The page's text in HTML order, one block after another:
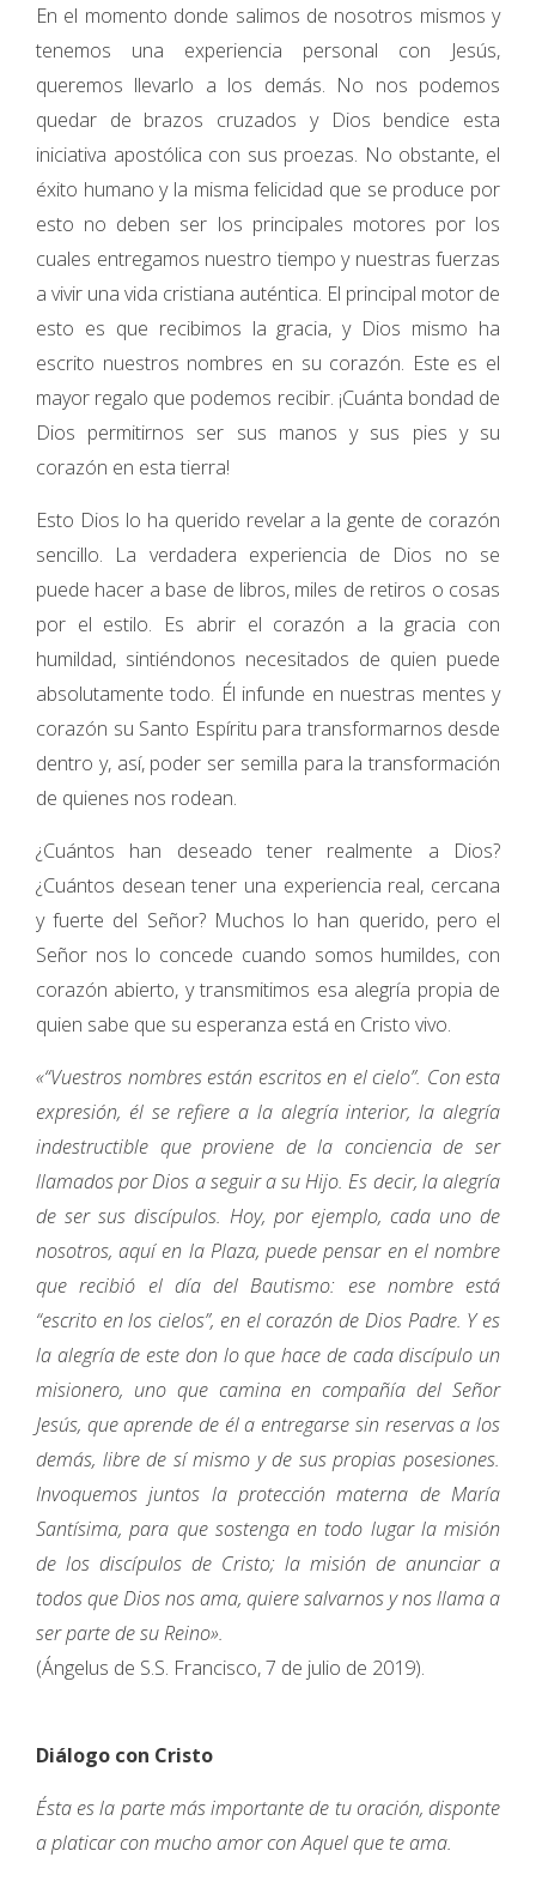
En el momento donde salimos de nosotros mismos y
tenemos una experiencia personal con Jesús,
queremos llevarlo a los demás. No nos podemos
quedar de brazos cruzados y Dios bendice esta
iniciativa apostólica con sus proezas. No obstante, el
éxito humano y la misma felicidad que se produce por
esto no deben ser los principales motores por los
cuales entregamos nuestro tiempo y nuestras fuerzas
a vivir una vida cristiana auténtica. El principal motor de
esto es que recibimos la gracia, y Dios mismo ha
escrito nuestros nombres en su corazón. Este es el
mayor regalo que podemos recibir. ¡Cuánta bondad de
Dios permitirnos ser sus manos y sus pies y su
corazón en esta tierra!
Esto Dios lo ha querido revelar a la gente de corazón
sencillo. La verdadera experiencia de Dios no se
puede hacer a base de libros, miles de retiros o cosas
por el estilo. Es abrir el corazón a la gracia con
humildad, sintiéndonos necesitados de quien puede
absolutamente todo. Él infunde en nuestras mentes y
corazón su Santo Espíritu para transformarnos desde
dentro y, así, poder ser semilla para la transformación
de quienes nos rodean.
¿Cuántos han deseado tener realmente a Dios?
¿Cuántos desean tener una experiencia real, cercana
y fuerte del Señor? Muchos lo han querido, pero el
Señor nos lo concede cuando somos humildes, con
corazón abierto, y transmitimos esa alegría propia de
quien sabe que su esperanza está en Cristo vivo.
«“Vuestros nombres están escritos en el cielo”. Con esta
expresión, él se refiere a la alegría interior, la alegría
indestructible que proviene de la conciencia de ser
llamados por Dios a seguir a su Hijo. Es decir, la alegría
de ser sus discípulos. Hoy, por ejemplo, cada uno de
nosotros, aquí en la Plaza, puede pensar en el nombre
que recibió el día del Bautismo: ese nombre está
“escrito en los cielos”, en el corazón de Dios Padre. Y es
la alegría de este don lo que hace de cada discípulo un
misionero, uno que camina en compañía del Señor
Jesús, que aprende de él a entregarse sin reservas a los
demás, libre de sí mismo y de sus propias posesiones.
Invoquemos juntos la protección materna de María
Santísima, para que sostenga en todo lugar la misión
de los discípulos de Cristo; la misión de anunciar a
todos que Dios nos ama, quiere salvarnos y nos llama a
ser parte de su Reino».
(Ángelus de S.S. Francisco, 7 de julio de 2019).
Diálogo con Cristo
Ésta es la parte más importante de tu oración, disponte
a platicar con mucho amor con Aquel que te ama.